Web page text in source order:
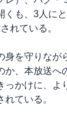
くも、3人に
れている。
を守りなが
か、本放送へ
っかけに、よ
ている。